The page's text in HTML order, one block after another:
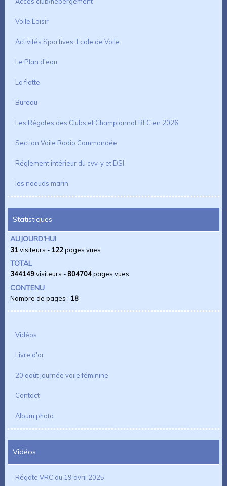
Voile Loisir
Activités Sportives, Ecole de Voile
Le Plan d'eau
La flotte
Bureau
Les Régates des Clubs et Championnat BFC en 2026
Section Voile Radio Commandée
Réglement intérieur du cvv-y et DSI
les noeuds marin
Statistiques
AUJOURD'HUI
31visiteurs - 122pages vues
TOTAL
344149visiteurs - 804704pages vues
CONTENU
Nombre de pages : 18
Vidéos
Livre d'or
20 août journée voile féminine
Contact
Album photo
Vidéos
Régate VRC du 19 avril 2025